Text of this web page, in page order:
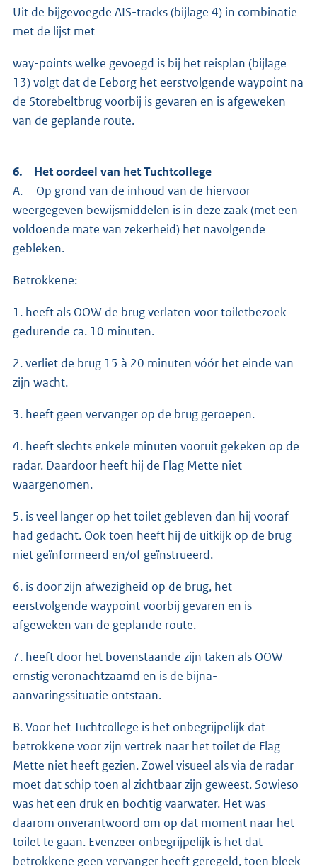
Uit de bijgevoegde AIS-tracks (bijlage 4) in combinatie
met de lijst met
way-points welke gevoegd is bij het reisplan (bijlage
13) volgt dat de Eeborg het eerstvolgende waypoint na
de Storebeltbrug voorbij is gevaren en is afgeweken
van de geplande route.
6. Het oordeel van het Tuchtcollege
A. Op grond van de inhoud van de hiervoor
weergegeven bewijsmiddelen is in deze zaak (met een
voldoende mate van zekerheid) het navolgende
gebleken.
Betrokkene:
1. heeft als OOW de brug verlaten voor toiletbezoek
gedurende ca. 10 minuten.
2. verliet de brug 15 à 20 minuten vóór het einde van
zijn wacht.
3. heeft geen vervanger op de brug geroepen.
4. heeft slechts enkele minuten vooruit gekeken op de
radar. Daardoor heeft hij de Flag Mette niet
waargenomen.
5. is veel langer op het toilet gebleven dan hij vooraf
had gedacht. Ook toen heeft hij de uitkijk op de brug
niet geïnformeerd en/of geïnstrueerd.
6. is door zijn afwezigheid op de brug, het
eerstvolgende waypoint voorbij gevaren en is
afgeweken van de geplande route.
7. heeft door het bovenstaande zijn taken als OOW
ernstig veronachtzaamd en is de bijna-
aanvaringssituatie ontstaan.
B. Voor het Tuchtcollege is het onbegrijpelijk dat
betrokkene voor zijn vertrek naar het toilet de Flag
Mette niet heeft gezien. Zowel visueel als via de radar
moet dat schip toen al zichtbaar zijn geweest. Sowieso
was het een druk en bochtig vaarwater. Het was
daarom onverantwoord om op dat moment naar het
toilet te gaan. Evenzeer onbegrijpelijk is het dat
betrokkene geen vervanger heeft geregeld, toen bleek